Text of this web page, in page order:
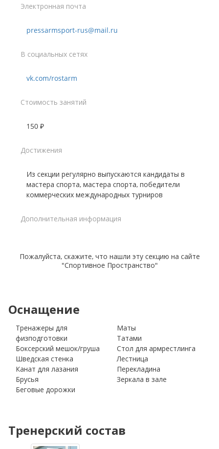
Электронная почта
pressarmsport-rus@mail.ru
В социальных сетях
vk.com/rostarm
Стоимость занятий
150 ₽
Достижения
Из секции регулярно выпускаются кандидаты в
мастера спорта, мастера спорта, победители
коммерческих международных турниров
Дополнительная информация
Пожалуйста, скажите, что нашли эту секцию на сайте
"Спортивное Пространство"
Оснащение
Тренажеры для
физподготовки
Маты
Татами
Боксерский мешок/груша
Стол для армрестлинга
Шведская стенка
Лестница
Канат для лазания
Перекладина
Брусья
Зеркала в зале
Беговые дорожки
Тренерский состав